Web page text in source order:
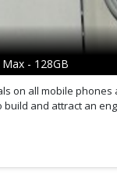
- 128GB
on all mobile phones
build and attract an